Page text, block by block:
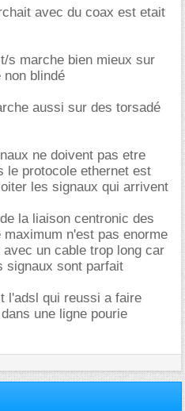
avec du coax est etait
s marche bien mieux sur
blindé
aussi sur des torsadé
ne doivent pas etre
le protocole ethernet est
les signaux qui arrivent
la liaison centronic des
n'est pas enorme
un cable trop long car
signaux sont parfait
l'adsl qui reussi a faire
une ligne pourie